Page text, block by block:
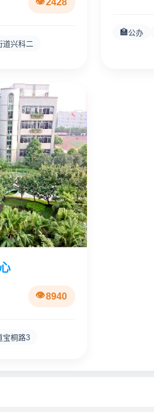
2428
道兴科二
🏫公办
8940
宝桐路3